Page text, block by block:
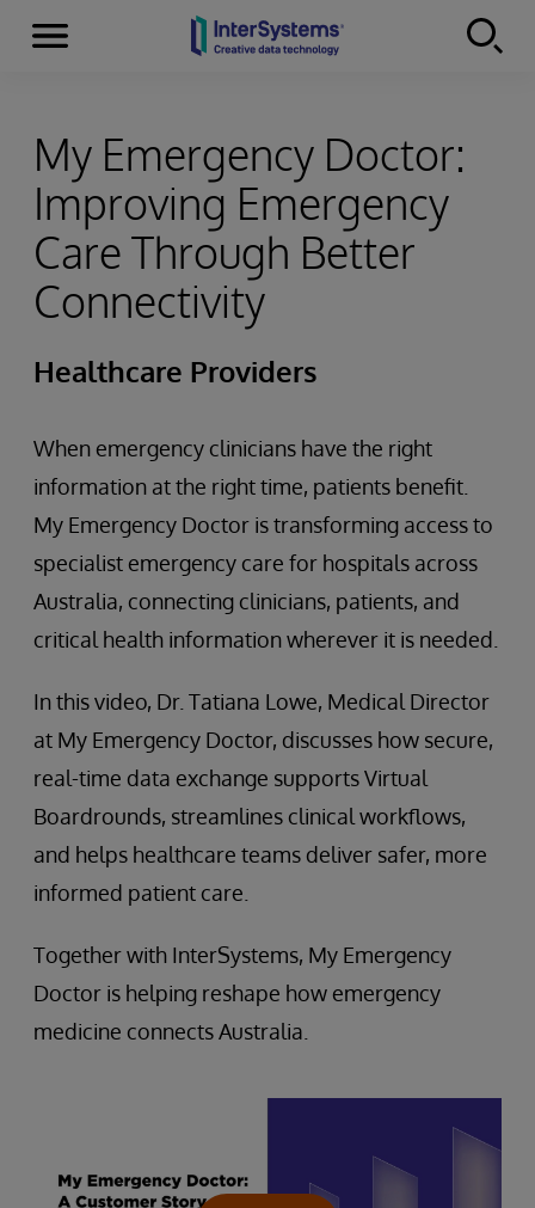
Skip to content
Menu
My Emergency Doctor:
Improving Emergency
Care Through Better
Connectivity
Healthcare Providers
When emergency clinicians have the right
information at the right time, patients benefit.
My Emergency Doctor is transforming access to
specialist emergency care for hospitals across
Australia, connecting clinicians, patients, and
critical health information wherever it is needed.
In this video, Dr. Tatiana Lowe, Medical Director
at My Emergency Doctor, discusses how secure,
real-time data exchange supports Virtual
Boardrounds, streamlines clinical workflows,
and helps healthcare teams deliver safer, more
informed patient care.
Together with InterSystems, My Emergency
Doctor is helping reshape how emergency
medicine connects Australia.